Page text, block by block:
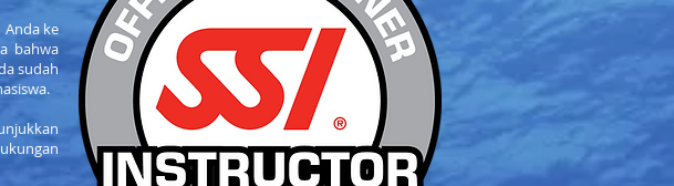
Anda ke
bahwa
sudah